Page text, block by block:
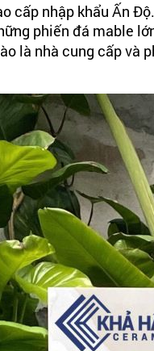
cấp nhập khẩu Ấn
phiến đá mable
là nhà cung cấp và